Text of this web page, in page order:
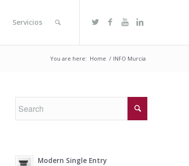
Servicios
You are here: Home / INFO Murcia
Modern Single Entry